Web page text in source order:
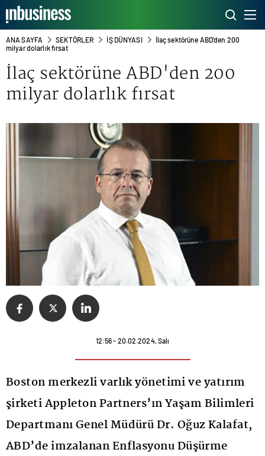
ANA SAYFA SEKTÖRLER İŞ DÜNYASI
İlaç sektörüne ABD'den 200
milyar dolarlık fırsat
İlaç sektörüne ABD'den 200
milyar dolarlık fırsat
12:56 - 20.02.2024, Salı
Boston merkezli varlık yönetimi ve yatırım
şirketi Appleton Partners’ın Yaşam Bilimleri
Departmanı Genel Müdürü Dr. Oğuz Kalafat,
ABD’de imzalanan Enflasyonu Düşürme